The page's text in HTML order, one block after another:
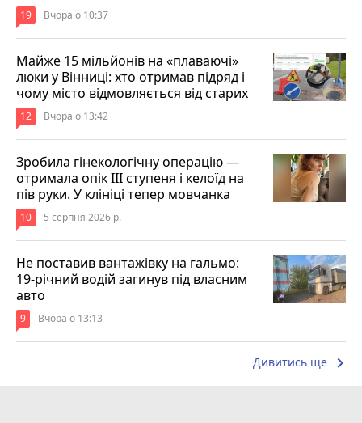
19 Вчора о 10:37
Майже 15 мільйонів на «плаваючі»
люки у Вінниці: хто отримав підряд і
чому місто відмовляється від старих
12 Вчора о 13:42
Зробила гінекологічну операцію —
отримала опік ІІІ ступеня і келоїд на
пів руки. У клініці тепер мовчанка
10 5 серпня 2026 р.
Не поставив вантажівку на гальмо:
19-річний водій загинув під власним
авто
9 Вчора о 13:13
Дивитись ще keyboard_arrow_right